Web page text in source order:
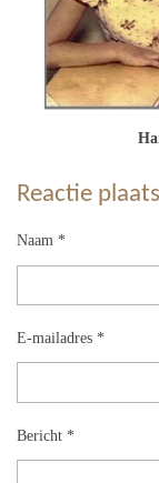
Reactie
Naam *
E-mailadres *
Bericht *